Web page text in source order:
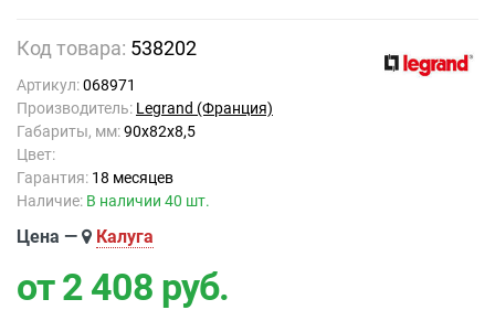
Код товара: 538202
Артикул:068971
Производитель: Legrand (Франция)
Габариты, мм:90x82x8,5
Цвет:
Гарантия: 18 месяцев
Наличие: В наличии 40 шт.
Цена — Калуга
от 2 408 руб.